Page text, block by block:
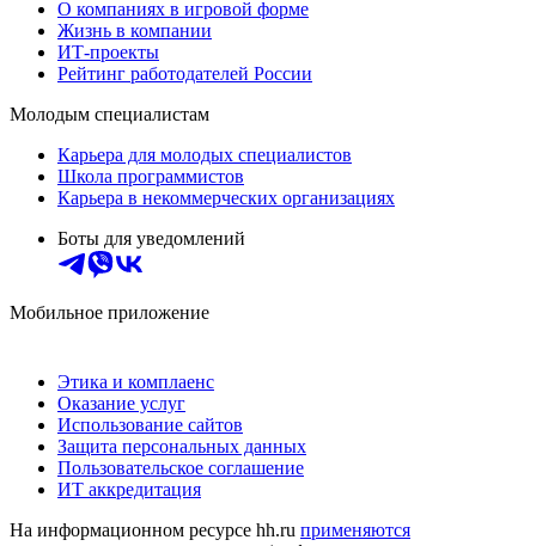
О компаниях в игровой форме
Жизнь в компании
ИТ-проекты
Рейтинг работодателей России
Молодым специалистам
Карьера для молодых специалистов
Школа программистов
Карьера в некоммерческих организациях
Боты для уведомлений
Мобильное приложение
Этика и комплаенс
Оказание услуг
Использование сайтов
Защита персональных данных
Пользовательское соглашение
ИТ аккредитация
На информационном ресурсе hh.ru применяются